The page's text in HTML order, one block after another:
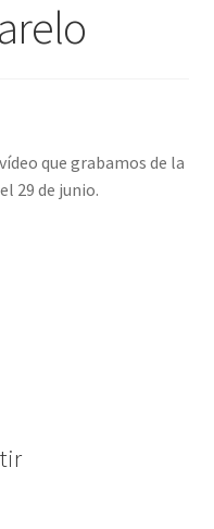
que grabamos de la
29 de junio.